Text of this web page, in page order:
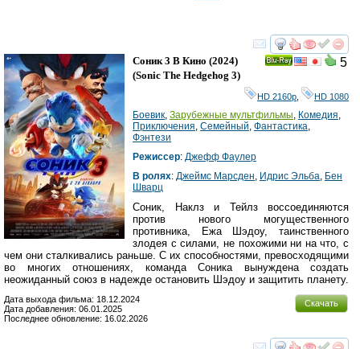
смотреть
5
Соник 3 В Кино (2024)
(Sonic The Hedgehog 3)
HD 2160р HD 1080
Боевик, Зарубежные мультфильмы, Комедия,
Приключения, Семейный, Фантастика,
Фэнтези
Режиссер: Джефф Фаулер
В ролях: Джеймс Марсден, Идрис Эльба, Бен
Шварц
Соник, Наклз и Тейлз воссоединяются
против нового могущественного
противника, Ежа Шэдоу, таинственного
злодея с силами, не похожими ни на что, с
чем они сталкивались раньше. С их способностями, превосходящими
во многих отношениях, команда Соника вынуждена создать
неожиданный союз в надежде остановить Шэдоу и защитить планету.
Скачать
Дата выхода фильма: 18.12.2024
Дата добавления: 06.01.2025
Последнее обновление: 16.02.2026